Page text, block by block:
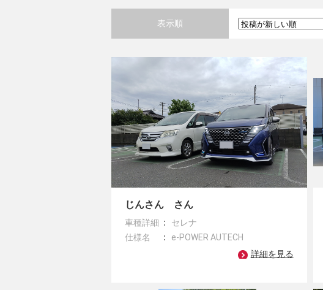
表示順
じんさん さん
車種詳細
セレナ
仕様名
e-POWER AUTECH
詳細を見る